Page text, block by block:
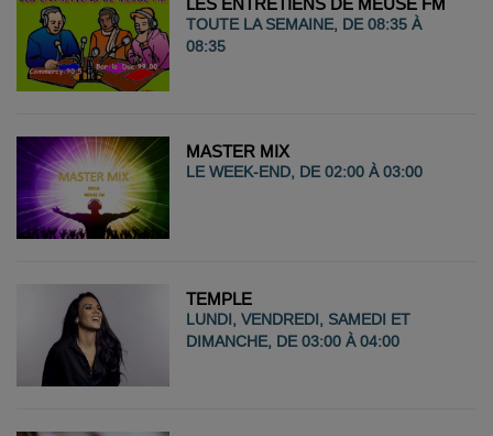
LES ENTRETIENS DE MEUSE FM
TOUTE LA SEMAINE, DE 08:35 À
08:35
MASTER MIX
LE WEEK-END, DE 02:00 À 03:00
TEMPLE
LUNDI, VENDREDI, SAMEDI ET
DIMANCHE, DE 03:00 À 04:00